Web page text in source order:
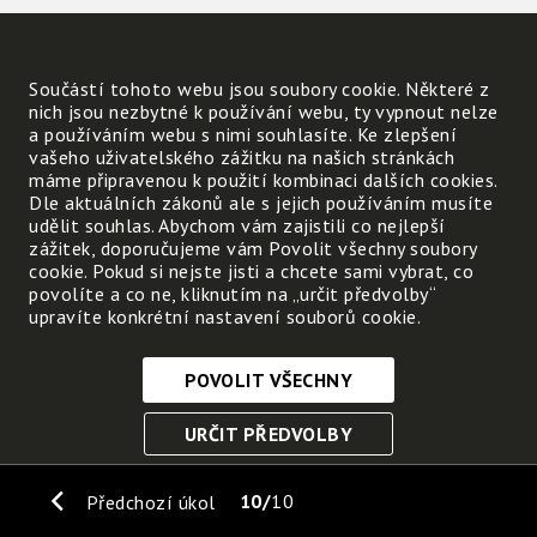
Předchozí úkol 10 10
Součástí tohoto webu jsou soubory cookie. Některé z
nich jsou nezbytné k používání webu, ty vypnout nelze
a používáním webu s nimi souhlasíte. Ke zlepšení
vašeho uživatelského zážitku na našich stránkách
máme připravenou k použití kombinaci dalších cookies.
Dle aktuálních zákonů ale s jejich používáním musíte
udělit souhlas. Abychom vám zajistili co nejlepší
zážitek, doporučujeme vám Povolit všechny soubory
cookie. Pokud si nejste jisti a chcete sami vybrat, co
povolíte a co ne, kliknutím na „určit předvolby“
upravíte konkrétní nastavení souborů cookie.
Nezbytně nutné cookies
Tyto soubory cookie jsou nezbytné, abyste se mohli
funkce. Bez těchto cookies by webové stránky
POVOLIT VŠECHNY
URČIT PŘEDVOLBY